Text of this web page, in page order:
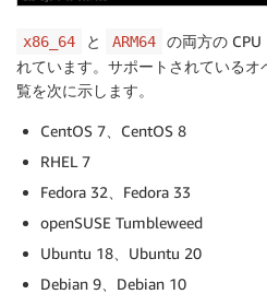
x86_64 と ARM64
の両方の
れています。サポートされている
覧を次に示します。
CentOS 7、CentOS 8
RHEL 7
Fedora 32、Fedora 33
openSUSE Tumbleweed
Ubuntu 18、Ubuntu 20
Debian 9、Debian 10